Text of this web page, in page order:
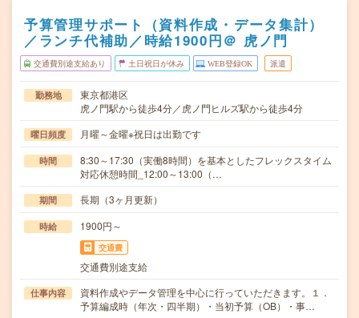
予算管理サポート（資料作成・データ集計）
／ランチ代補助／時給1900円＠ 虎ノ門
交通費別途支給あり 土日祝日が休み WEB登録OK 派遣
勤務地
東京都港区
虎ノ門駅から徒歩4分／虎ノ門ヒルズ駅から徒歩4分
曜日頻度 月曜～金曜※祝日は出勤です
時間
8:30～17:30（実働8時間）を基本としたフレックスタイム
対応休憩時間_12:00～13:00（…
期間 長期（3ヶ月更新）
時給 1900円～
交通費
交通費別途支給
仕事内容
資料作成やデータ管理を中心に行っていただきます。１．
予算編成時（年次・四半期）・当初予算（OB）・事…